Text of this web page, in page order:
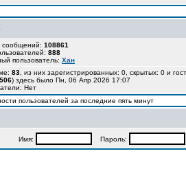
сообщений: 108861
888
пользователь: Хан
83 , из них зарегистрированных: 0, скрытых: 0 и
) здесь было Пн, 06 Апр 2026 17:07
Нет
пользователей за последние пять минут
Имя: Пароль: